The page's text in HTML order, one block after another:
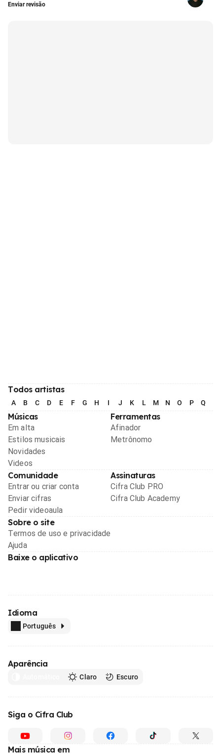
Enviar revisão
Todos artistas
A B C D E F G H I J K L M N O P Q
Músicas
Em alta
Estilos musicais
Novidades
Videos
Ferramentas
Afinador
Metrônomo
Comunidade
Entrar ou criar conta
Enviar cifras
Pedir videoaula
Assinaturas
Cifra Club PRO
Cifra Club Academy
Sobre o site
Termos de uso e privacidade
Ajuda
Baixe o aplicativo
Idioma
Português
Aparência
Claro Escuro
Siga o Cifra Club
Mais música em